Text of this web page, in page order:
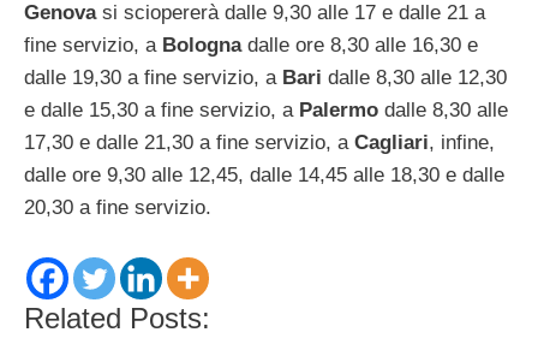
Genovasi sciopererà dalle 9,30 alle 17 e dalle 21 a
fine servizio, a Bolognadalle ore 8,30 alle 16,30 e
dalle 19,30 a fine servizio, a Bari dalle 8,30 alle 12,30
e dalle 15,30 a fine servizio, a Palermo dalle 8,30 alle
17,30 e dalle 21,30 a fine servizio, a Cagliari, infine,
dalle ore 9,30 alle 12,45, dalle 14,45 alle 18,30 e dalle
20,30 a fine servizio.
Related Posts: